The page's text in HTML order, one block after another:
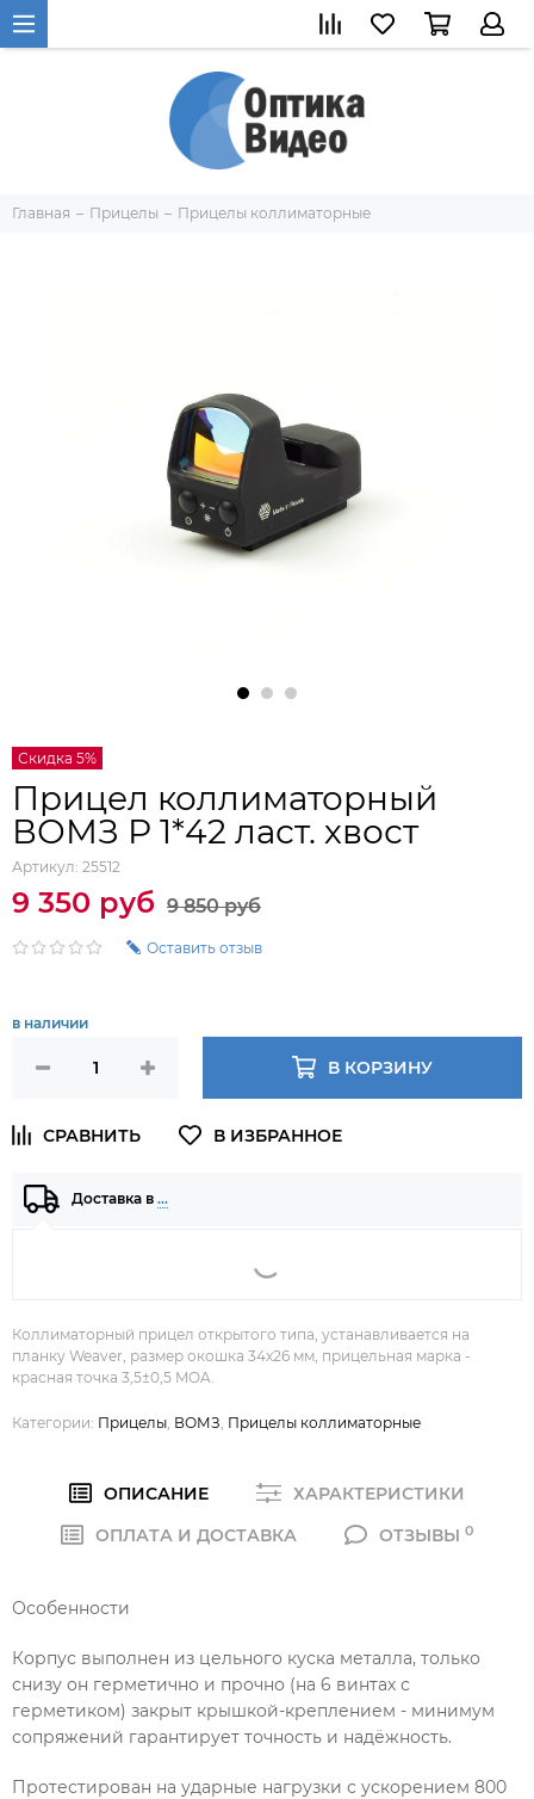
Главная Прицелы Прицелы коллиматорные
Скидка 5%
Прицел коллиматорный
ВОМЗ Р 1*42 ласт. хвост
Артикул: 25512
9 350 руб 9 850 руб
Оставить отзыв
в наличии
В КОРЗИНУ
Доставка в …
Коллиматорный прицел открытого типа, устанавливается на
планку Weaver, размер окошка 34x26 мм, прицельная марка -
красная точка 3,5±0,5 MOA.
Категории: Прицелы ВОМЗ Прицелы коллиматорные
ОПИСАНИЕ
ХАРАКТЕРИСТИКИ
ОПЛАТА И ДОСТАВКА
ОТЗЫВЫ 0
Особенности
Корпус выполнен из цельного куска металла, только
снизу он герметично и прочно (на 6 винтах с
герметиком) закрыт крышкой-креплением - минимум
сопряжений гарантирует точность и надёжность.
Протестирован на ударные нагрузки с ускорением 800